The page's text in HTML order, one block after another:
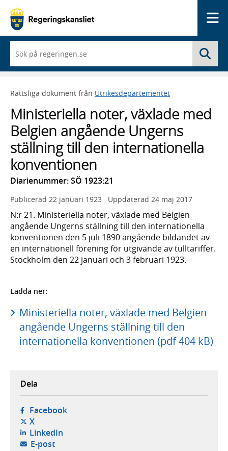
du
börjar
skriva
framträder
lista
med
sökförslag
Rättsliga dokument från Utrikesdepartementet
Ministeriella noter, växlade med
Belgien angående Ungerns
ställning till den internationella
konventionen
Diarienummer: SÖ 1923:21
Publicerad 22 januari 1923 Uppdaterad 24 maj 2017
N:r 21. Ministeriella noter, växlade med Belgien
angående Ungerns ställning till den internationella
konventionen den 5 juli 1890 angående bildandet av
en internationell förening för utgivande av tulltariffer.
Stockholm den 22 januari och 3 februari 1923.
Ladda ner:
Ministeriella noter, växlade med Belgien
angående Ungerns ställning till den
internationella konventionen (pdf 404 kB)
Dela
Facebook- öppnas i ny flik, extern webbplats,
X- öppnas i ny flik, extern webbplats,
LinkedIn- öppnas i ny flik, extern webbplats,
E-post- öppnar din e-postklient,